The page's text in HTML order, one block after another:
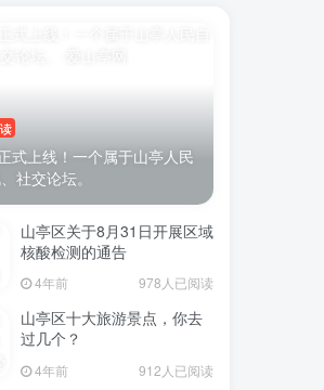
式上线！一个属于山亭人民
社交论坛。
山亭区关于8月31日开展区域
核酸检测的通告
4年前 978人已阅读
山亭区十大旅游景点，你去
过几个？
4年前 912人已阅读